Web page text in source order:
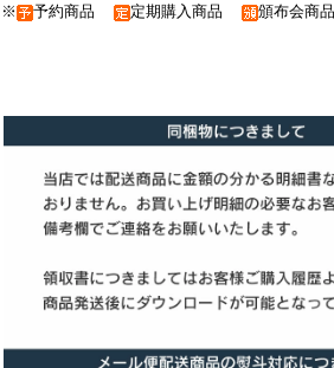
※ 予約商品 定期購入商品 頒布会商品